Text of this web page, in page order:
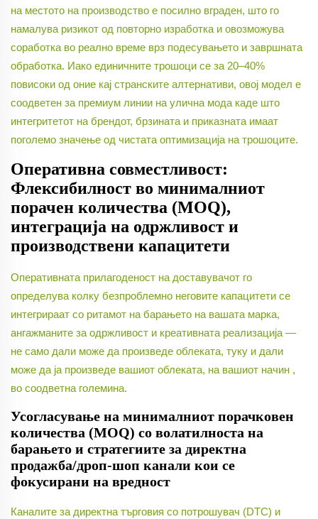
на местото на производство е посилно вграден, што го
намалува ризикот од повторно изработка и овозможува
соработка во реално време врз подесувањето и завршната
обработка. Иако единичните трошоци се за 20–40%
повисоки од оние кај странските алтернативи, овој модел е
соодветен за премиум линии на улична мода каде што
интегритетот на брендот, брзината и приказната имаат
поголемо значење од чистата оптимизација на трошоците.
Оперативна совместливост:
Флексибилност во минималниот
порачен количества (MOQ),
интеграција на одржливост и
производствени капацитети
Оперативната прилагоденост на доставувачот го
определува колку безпроблемно неговите капацитети се
интегрираат со ритамот на барањето на вашата марка,
ангажманите за одржливост и креативната реализација —
не само дали може да произведе облеката, туку и дали
може да ја произведе вашиот облеката, на вашиот начин ,
во соодветна големина.
Усогласување на минималниот порачковен
количества (MOQ) со волатилноста на
барањето и стратегиите за директна
продажба/дроп-шоп канали кои се
фокусирани на вредност
Каналите за директна търговия со потрошувач (DTC) и